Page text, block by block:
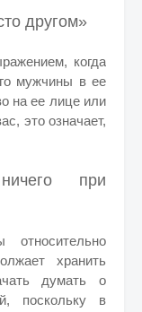
другом»
когда
мужчины в ее
на ее лице или
это означает,
при
хранить
думать о
поскольку в